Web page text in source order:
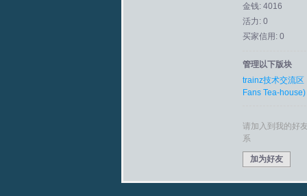
金钱: 4016
活力: 0
买家信用: 0
管理以下版块
trainz技术交流区
Fans Tea-house)
请加入到我的好
系
加为好友